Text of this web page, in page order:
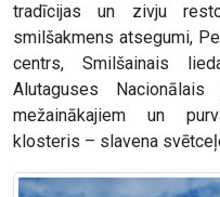
tradīcijas un zivju
smilšakmens atsegumi,
centrs, Smilšainais
Alutaguses
mežainākajiem un
klosteris – slavena